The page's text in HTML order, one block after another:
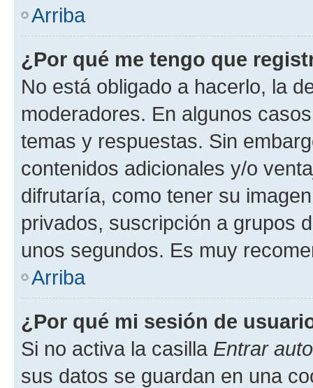
Arriba
¿Por qué me tengo que
No está obligado a hacerlo, la
moderadores. En algunos
temas y respuestas. Sin
contenidos adicionales y/o
difrutaría, como tener su
privados, suscripción a grupos
unos segundos. Es muy
Arriba
¿Por qué mi sesión de
Si no activa la casilla Entrar
sus datos se guardan en una